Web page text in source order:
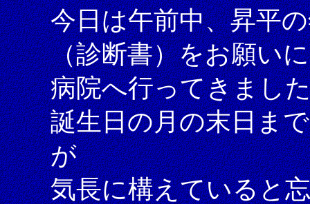
今日は午前中、昇平
（診断書）をお願いに
病院へ行ってきまし
誕生日の月の末日ま
が
気長に構えていると